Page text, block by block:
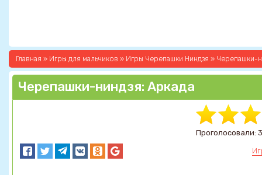
Главная » Игры для мальчиков » Игры Черепашки Ниндзя » Черепашки-
Черепашки-ниндзя: Аркада
Проголосовали: